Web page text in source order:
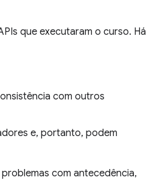
que executaram o curso. Há
com outros
e, portanto, podem
com antecedência,